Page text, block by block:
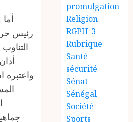
رئيس
واعتبره
promulgation
Religion
RGPH-3
Rubrique
Santé
sécurité
Sénat
Sénégal
Société
Sports